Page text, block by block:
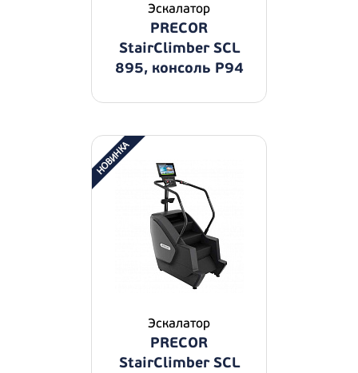
Эскалатор
PRECOR
StairClimber SCL
895, консоль P94
Эскалатор
PRECOR
StairClimber SCL